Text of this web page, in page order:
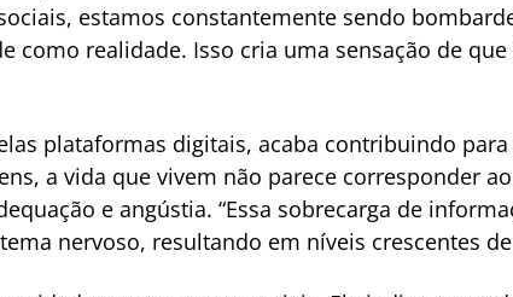
estamos constantemente sendo
como realidade. Isso cria uma sensação de
plataformas digitais, acaba contribuindo
a vida que vivem não parece corresponder
e angústia. “Essa sobrecarga de
nervoso, resultando em níveis crescentes de